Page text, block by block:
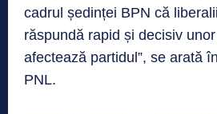
cadrul ședinței BPN că
răspundă rapid și decisiv
afectează partidul”, se arată
PNL.